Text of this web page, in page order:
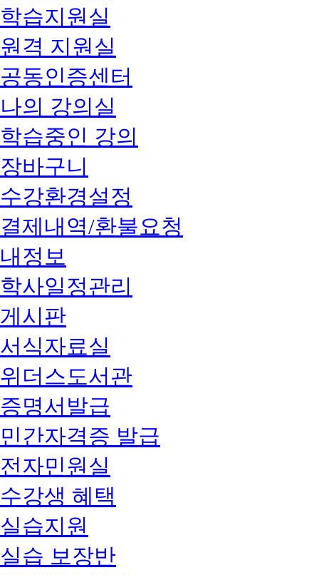
학습지원실
원격 지원실
공동인증센터
나의 강의실
학습중인 강의
장바구니
수강환경설정
결제내역/환불요청
내정보
학사일정관리
게시판
서식자료실
위더스도서관
증명서발급
민간자격증 발급
전자민원실
수강생 혜택
실습지원
실습 보장반